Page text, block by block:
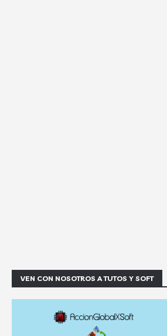
VEN CON NOSOTROS A TUTOS Y SOFT